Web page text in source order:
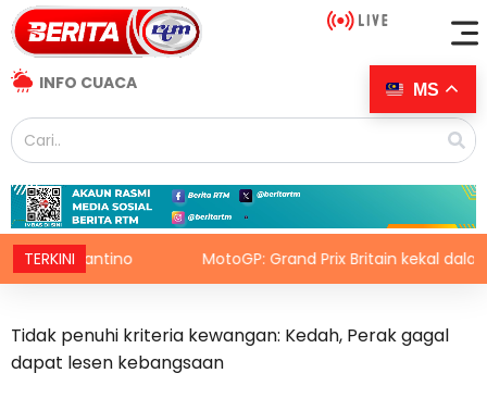
INFO CUACA
TERKINI
Infantino MotoGP: Grand Prix Britain kekal dalam
Tidak penuhi kriteria kewangan: Kedah, Perak gagal
dapat lesen kebangsaan
MS